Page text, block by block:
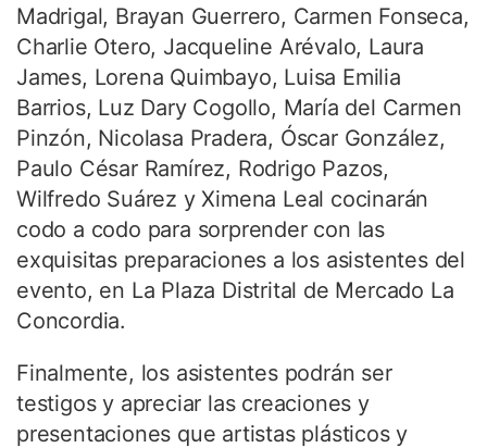
Madrigal, Brayan Guerrero, Carmen Fonseca,
Charlie Otero, Jacqueline Arévalo, Laura
James, Lorena Quimbayo, Luisa Emilia
Barrios, Luz Dary Cogollo, María del Carmen
Pinzón, Nicolasa Pradera, Óscar González,
Paulo César Ramírez, Rodrigo Pazos,
Wilfredo Suárez y Ximena Leal cocinarán
codo a codo para sorprender con las
exquisitas preparaciones a los asistentes del
evento, en La Plaza Distrital de Mercado La
Concordia.
Finalmente, los asistentes podrán ser
testigos y apreciar las creaciones y
presentaciones que artistas plásticos y